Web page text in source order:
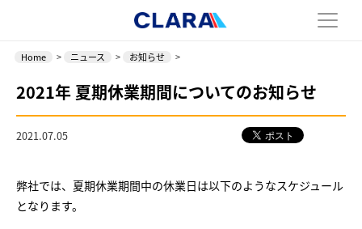
Home > ニュース > お知らせ >
2021年 夏期休業期間についてのお知らせ
2021.07.05
弊社では、夏期休業期間中の休業日は以下のようなスケジュール
となります。